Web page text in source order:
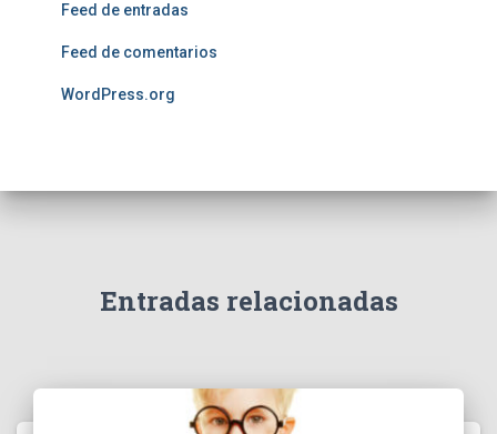
Feed de entradas
Feed de comentarios
WordPress.org
Entradas relacionadas